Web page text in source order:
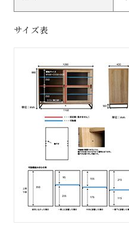
サイズ表